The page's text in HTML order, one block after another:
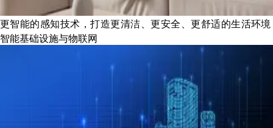
更智能的感知技术，打造更清洁、更安全、更舒适的生活环境
智能基础设施与物联网